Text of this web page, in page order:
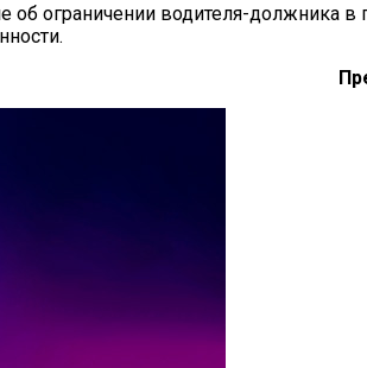
об ограничении водителя-должника в